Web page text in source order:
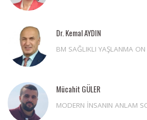
Dr. Kemal AYDIN
BM SAĞLIKLI YAŞLANMA ON
Mücahit GÜLER
MODERN İNSANIN ANLAM